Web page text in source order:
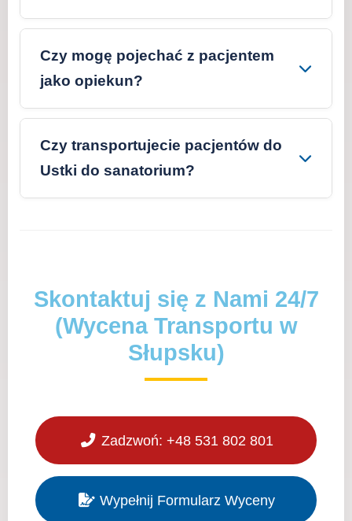
Czy mogę pojechać z pacjentem
jako opiekun?
Czy transportujecie pacjentów do
Ustki do sanatorium?
Skontaktuj się z Nami 24/7
(Wycena Transportu w
Słupsku)
Zadzwoń: +48 531 802 801
Wypełnij Formularz Wyceny